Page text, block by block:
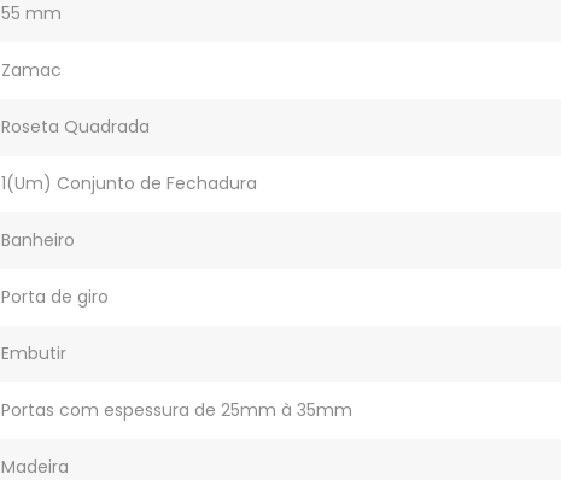
55 mm
Zamac
Roseta Quadrada
1(Um) Conjunto de Fechadura
Banheiro
Porta de giro
Embutir
Portas com espessura de 25mm à 35mm
Madeira